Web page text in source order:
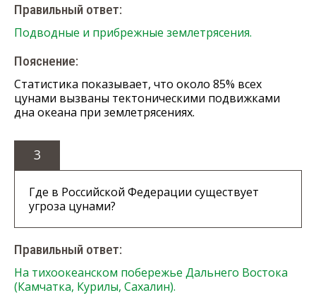
Правильный ответ:
Подводные и прибрежные землетрясения.
Пояснение:
Статистика показывает, что около 85% всех
цунами вызваны тектоническими подвижками
дна океана при землетрясениях.
3
Где в Российской Федерации существует
угроза цунами?
Правильный ответ:
На тихоокеанском побережье Дальнего Востока
(Камчатка, Курилы, Сахалин).